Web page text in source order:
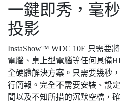
一鍵即秀，毫
投影
InstaShow™ WDC 10E 只需要
電腦、桌上型電腦等任何具備
全硬體解決方案。只需要幾秒
行簡報。完全不需要安裝、設
間以及不知所措的沉默空檔，